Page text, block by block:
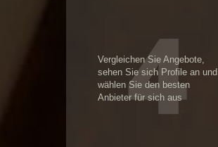
4
Vergleichen Sie Angebote,
sehen Sie sich Profile an und
wählen Sie den besten
Anbieter für sich aus